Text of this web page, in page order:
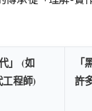
」 (如
工程師)
許